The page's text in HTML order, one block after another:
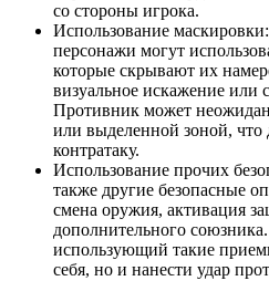
со стороны игрока.
Использование
персонажи могут
которые скрывают их
визуальное искажение или
Противник может
или выделенной зоной, что
контратаку.
Использование прочих
также другие безопасные
смена оружия, активация
дополнительного
использующий такие
себя, но и нанести удар